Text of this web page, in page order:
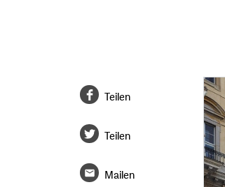
Teilen
Teilen
Mailen